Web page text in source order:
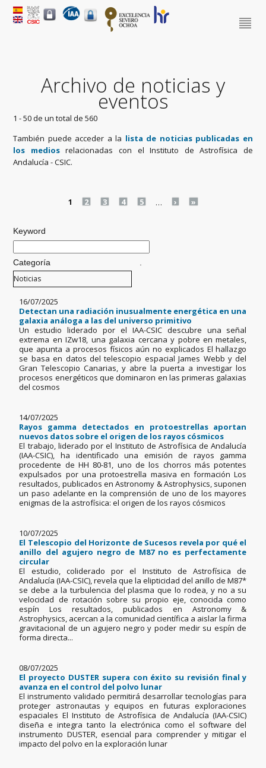
Archivo de noticias y
eventos
1 - 50 de un total de 560
También puede acceder a la lista de noticias publicadas en
los mediosrelacionadas con el Instituto de Astrofísica de
Andalucía - CSIC.
1 2 3 4 5 … › »
Keyword
Categoría
16/07/2025
Detectan una radiación inusualmente energética en una
galaxia análoga a las del universo primitivo
Un estudio liderado por el IAA-CSIC descubre una señal
extrema en IZw18, una galaxia cercana y pobre en metales,
que apunta a procesos físicos aún no explicados El hallazgo
se basa en datos del telescopio espacial James Webb y del
Gran Telescopio Canarias, y abre la puerta a investigar los
procesos energéticos que dominaron en las primeras galaxias
del cosmos
14/07/2025
Rayos gamma detectados en protoestrellas aportan
nuevos datos sobre el origen de los rayos cósmicos
El trabajo, liderado por el Instituto de Astrofísica de Andalucía
(IAA-CSIC), ha identificado una emisión de rayos gamma
procedente de HH 80-81, uno de los chorros más potentes
expulsados por una protoestrella masiva en formación Los
resultados, publicados en Astronomy & Astrophysics, suponen
un paso adelante en la comprensión de uno de los mayores
enigmas de la astrofísica: el origen de los rayos cósmicos
10/07/2025
El Telescopio del Horizonte de Sucesos revela por qué el
anillo del agujero negro de M87 no es perfectamente
circular
El estudio, coliderado por el Instituto de Astrofísica de
Andalucía (IAA-CSIC), revela que la elipticidad del anillo de M87*
se debe a la turbulencia del plasma que lo rodea, y no a su
velocidad de rotación sobre su propio eje, conocida como
espín Los resultados, publicados en Astronomy &
Astrophysics, acercan a la comunidad científica a aislar la firma
gravitacional de un agujero negro y poder medir su espín de
forma directa...
08/07/2025
El proyecto DUSTER supera con éxito su revisión final y
avanza en el control del polvo lunar
El instrumento validado permitirá desarrollar tecnologías para
proteger astronautas y equipos en futuras exploraciones
espaciales El Instituto de Astrofísica de Andalucía (IAA-CSIC)
diseña e integra tanto la electrónica como el software del
instrumento DUSTER, esencial para comprender y mitigar el
impacto del polvo en la exploración lunar